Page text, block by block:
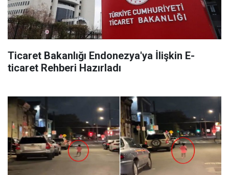
Ticaret Bakanlığı Endonezya'ya İlişkin E-
ticaret Rehberi Hazırladı